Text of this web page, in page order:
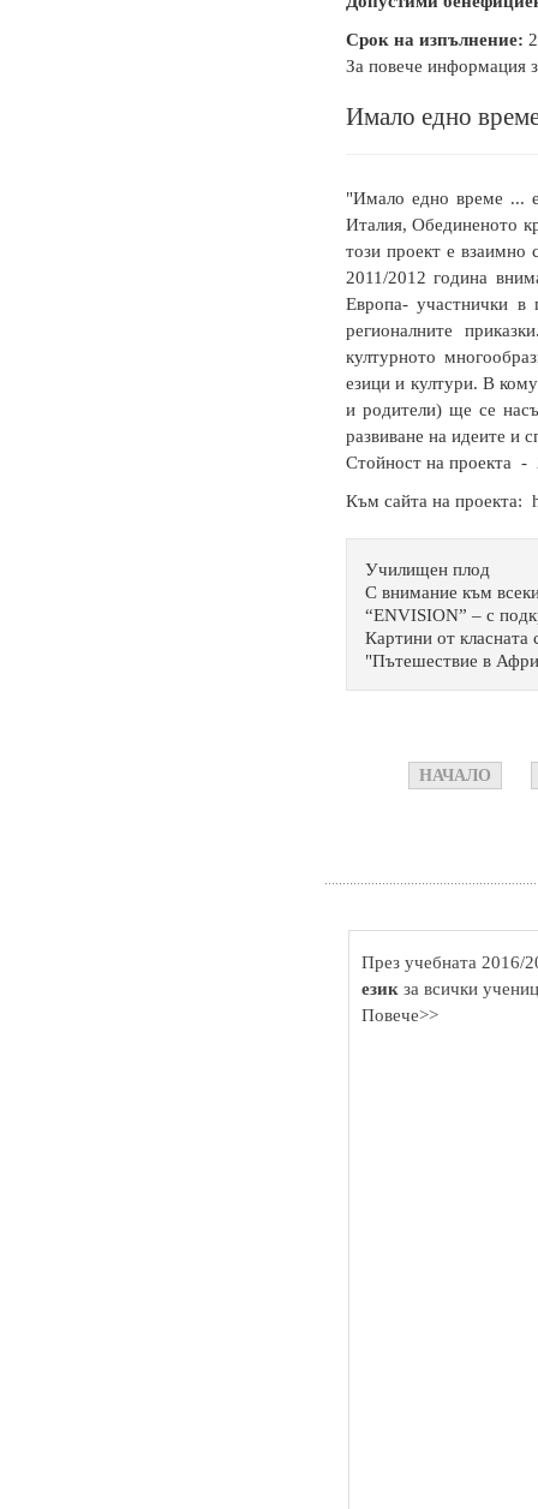
Срок на изпълнение:
За повече информация
Имало едно
"Имало едно време ...
Италия, Обединеното
този проект е взаимно
2011/2012 година
Европа- участнички в
регионалните
културното
езици и култури. В
и родители) ще се
развиване на идеите и
Стойност на проекта -
Към сайта на проекта:
Училищен плод
С внимание към
“ENVISION” – с
Картини от класната
"Пътешествие в
НАЧАЛО
През учебната 2016/
език за всички
Повече>>